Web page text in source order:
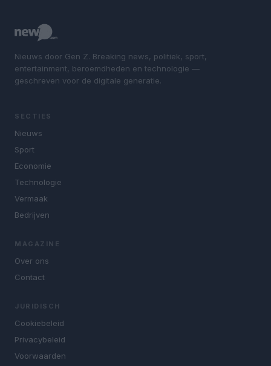
Nieuws door Gen Z. Breaking news, politiek, sport,
entertainment, beroemdheden en technologie —
geschreven voor de digitale generatie.
SECTIES
Nieuws
Sport
Economie
Technologie
Vermaak
Bedrijven
MAGAZINE
Over ons
Contact
JURIDISCH
Cookiebeleid
Privacybeleid
Voorwaarden